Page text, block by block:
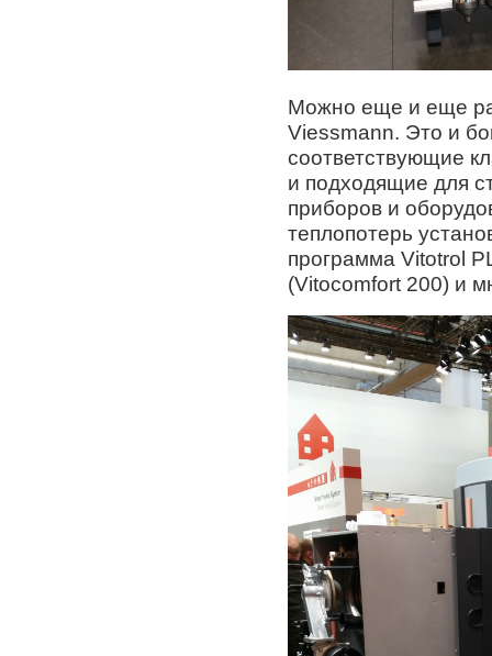
Можно еще и еще
Viessmann. Это и
соответствующие
и подходящие для
приборов и
теплопотерь
программа Vitotrol
(Vitocomfort 200) и